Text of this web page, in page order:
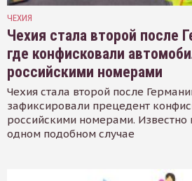
ЧЕХИЯ
Чехия стала второй после
где конфисковали
российскими номерами
Чехия стала второй после
зафиксировали прецедент
российскими номерами.
одном подобном случае